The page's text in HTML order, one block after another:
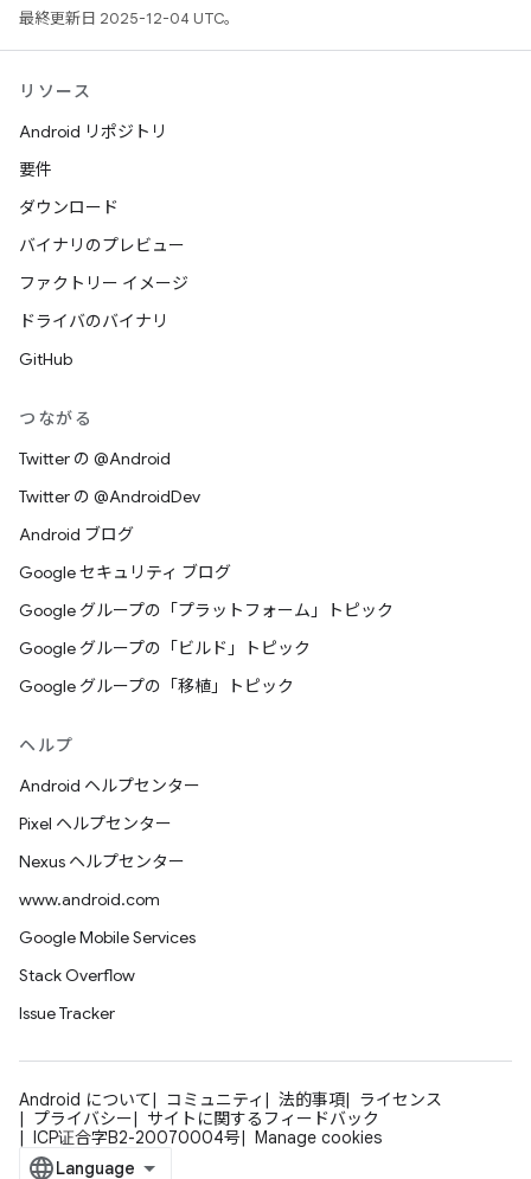
最終更新日 2025-12-04 UTC。
リソース
Android リポジトリ
要件
ダウンロード
バイナリのプレビュー
ファクトリー イメージ
ドライバのバイナリ
GitHub
つながる
Twitter の @Android
Twitter の @AndroidDev
Android ブログ
Google セキュリティ ブログ
Google グループの「プラットフォーム」トピック
Google グループの「ビルド」トピック
Google グループの「移植」トピック
ヘルプ
Android ヘルプセンター
Pixel ヘルプセンター
Nexus ヘルプセンター
www.android.com
Google Mobile Services
Stack Overflow
Issue Tracker
Android について コミュニティ 法的事項
ライセンス
プライバシー
サイトに関するフィードバック
ICP证合字B2-20070004号
Manage cookies